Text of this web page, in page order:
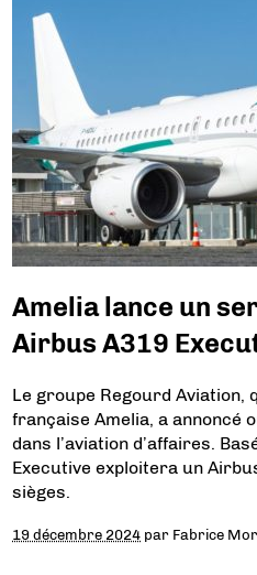
Amelia lance un
Airbus A319
Le groupe Regourd Aviation,
française Amelia, a annoncé
dans l’aviation d’affaires.
Executive exploitera un
sièges.
19 décembre 2024 par Fabrice